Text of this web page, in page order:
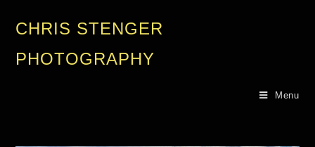
CHRIS STENGER
PHOTOGRAPHY
Menu